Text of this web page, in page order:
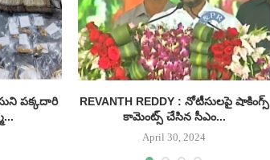
పక్కదారి
REVANTH REDDY : నోటీసులపై షాకింగ్స్
కామెంట్స్ చేసిన సీఎం...
April 30, 2024